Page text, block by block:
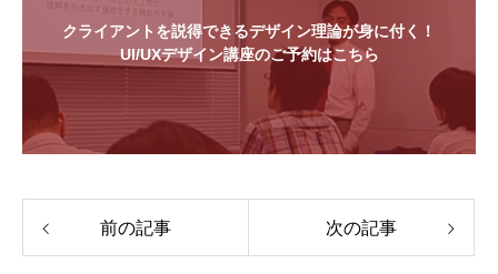
クライアントを説得できるデザイン理論が身に付く！
UI/UXデザイン講座のご予約はこちら
前の記事 次の記事